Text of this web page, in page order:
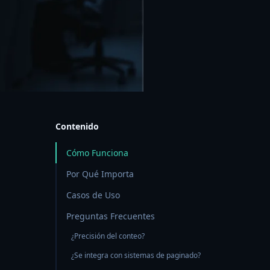
Contenido
Cómo Funciona
Por Qué Importa
Casos de Uso
Preguntas Frecuentes
¿Precisión del conteo?
¿Se integra con sistemas de paginado?